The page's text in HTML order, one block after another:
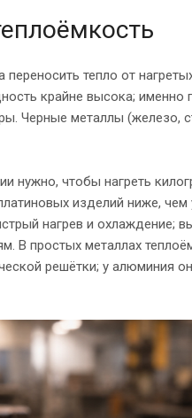
тепло от
крайне высока; именно
Черные металлы (железо,
нужно, чтобы нагреть
изделий ниже, чем
нагрев и охлаждение;
В простых металлах
решётки; у алюминия